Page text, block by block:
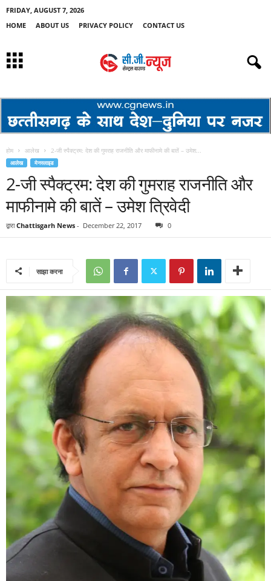
FRIDAY, AUGUST 7, 2026
HOME
ABOUT US PRIVACY POLICY CONTACT US
होम आलेख 2-जी स्पैक्ट्रम: देश की गुमराह राजनीति और माफीनामे की बातें – उमेश...
आलेख मेनस्लाइड
2-जी स्पैक्ट्रम: देश की गुमराह राजनीति और
माफीनामे की बातें – उमेश त्रिवेदी
द्वारा Chattisgarh News - December 22, 2017 0
साझा करना